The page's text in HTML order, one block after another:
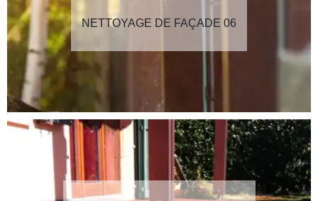
NETTOYAGE DE FAÇADE 06